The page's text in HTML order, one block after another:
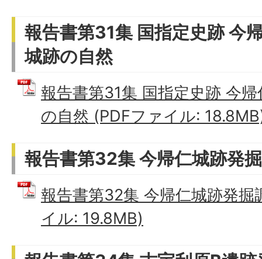
報告書第31集 国指定史跡 今
城跡の自然
報告書第31集 国指定史跡 今
の自然 (PDFファイル:
報告書第32集 今帰仁城跡発
報告書第32集 今帰仁城跡発
イル: 19.8MB)